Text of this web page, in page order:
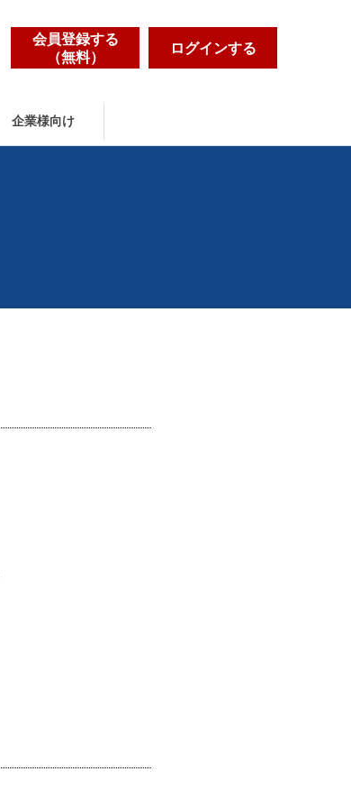
会員登録する
（無料）
ログインする
企業様向け